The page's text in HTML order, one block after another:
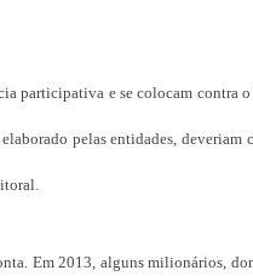
participativa e se colocam contra
elaborado pelas entidades, deveriam
Em 2013, alguns milionários,